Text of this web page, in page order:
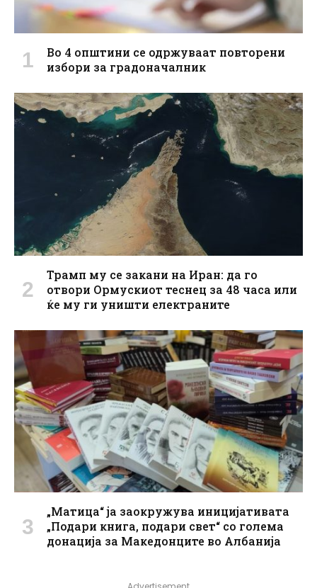
Во 4 општини се одржуваат повторени
избори за градоначалник
Трамп му се закани на Иран: да го
отвори Ормускиот теснец за 48 часа или
ќе му ги уништи електраните
„Матица“ ја заокружува иницијативата
„Подари книга, подари свет“ со голема
донација за Македонците во Албанија